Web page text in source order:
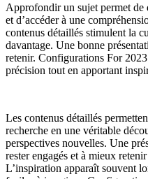
Approfondir un sujet permet de
et d’accéder à une
contenus détaillés stimulent la
davantage. Une bonne
retenir. Configurations For
précision tout en apportant
Les contenus détaillés
recherche en une véritable
perspectives nouvelles. Une
rester engagés et à mieux
L’inspiration apparaît souvent